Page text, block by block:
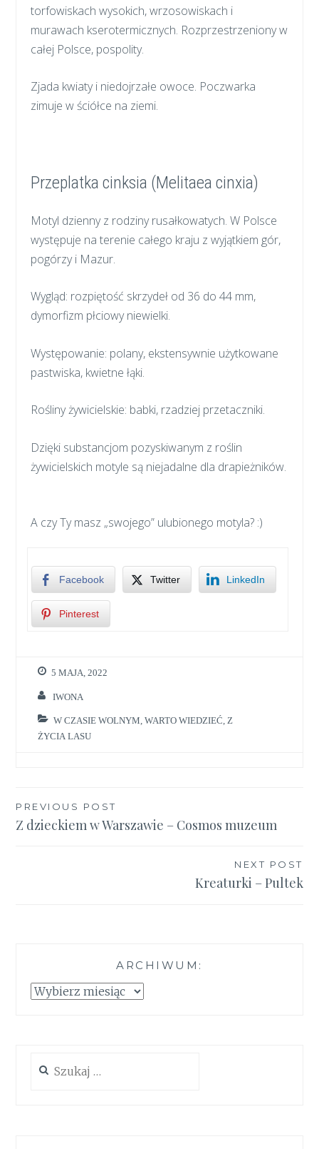
torfowiskach wysokich, wrzosowiskach i
murawach kserotermicznych. Rozprzestrzeniony w
całej Polsce, pospolity.
Zjada kwiaty i niedojrzałe owoce. Poczwarka
zimuje w ściółce na ziemi.
Przeplatka cinksia (Melitaea cinxia)
Motyl dzienny z rodziny rusałkowatych. W Polsce
występuje na terenie całego kraju z wyjątkiem gór,
pogórzy i Mazur.
Wygląd: rozpiętość skrzydeł od 36 do 44 mm,
dymorfizm płciowy niewielki.
Występowanie: polany, ekstensywnie użytkowane
pastwiska, kwietne łąki.
Rośliny żywicielskie: babki, rzadziej przetaczniki.
Dzięki substancjom pozyskiwanym z roślin
żywicielskich motyle są niejadalne dla drapieżników.
A czy Ty masz „swojego” ulubionego motyla? :)
Facebook Twitter LinkedIn
Pinterest
5 MAJA, 2022
IWONA
W CZASIE WOLNYM ,WARTO WIEDZIEĆ
Z
ŻYCIA LASU
Nawigacja
wpisu
PREVIOUS POST
Z dzieckiem w Warszawie – Cosmos muzeum
NEXT POST
Kreaturki – Pultek
ARCHIWUM:
Archiwum: